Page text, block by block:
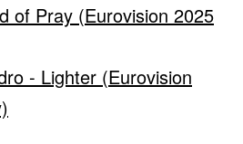
of Pray (Eurovision 2025
- Lighter (Eurovision